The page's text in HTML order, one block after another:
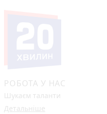
РОБОТА У НАС
Шукаєм таланти
Детальніше